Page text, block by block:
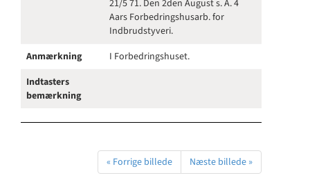
21/5 71. Den 2den August s. A. 4
Aars Forbedringshusarb. for
Indbrudstyveri.
Anmærkning
I Forbedringshuset.
Indtasters
bemærkning
« Forrige billede Næste billede »